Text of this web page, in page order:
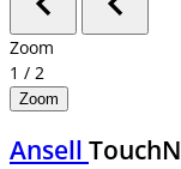
Zoom
1 / 2
Zoom
Ansell